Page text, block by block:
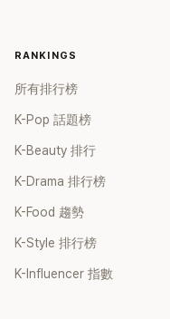
RANKINGS
所有排行榜
K-Pop 話題榜
K-Beauty 排行
K-Drama 排行榜
K-Food 趨勢
K-Style 排行榜
K-Influencer 指數